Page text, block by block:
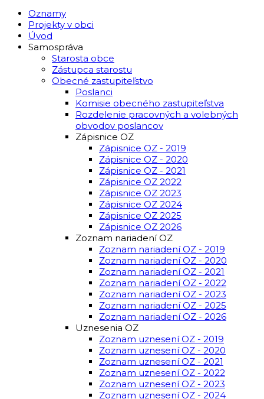
Oznamy
Projekty v obci
Úvod
Samospráva
Starosta obce
Zástupca starostu
Obecné zastupiteľstvo
Poslanci
Komisie obecného zastupiteľstva
Rozdelenie pracovných a volebných
obvodov poslancov
Zápisnice OZ
Zápisnice OZ - 2019
Zápisnice OZ - 2020
Zápisnice OZ - 2021
Zápisnice OZ 2022
Zápisnice OZ 2023
Zápisnice OZ 2024
Zápisnice OZ 2025
Zápisnice OZ 2026
Zoznam nariadení OZ
Zoznam nariadení OZ - 2019
Zoznam nariadení OZ - 2020
Zoznam nariadení OZ - 2021
Zoznam nariadení OZ - 2022
Zoznam nariadení OZ - 2023
Zoznam nariadení OZ - 2025
Zoznam nariadení OZ - 2026
Uznesenia OZ
Zoznam uznesení OZ - 2019
Zoznam uznesení OZ - 2020
Zoznam uznesení OZ - 2021
Zoznam uznesení OZ - 2022
Zoznam uznesení OZ - 2023
Zoznam uznesení OZ - 2024